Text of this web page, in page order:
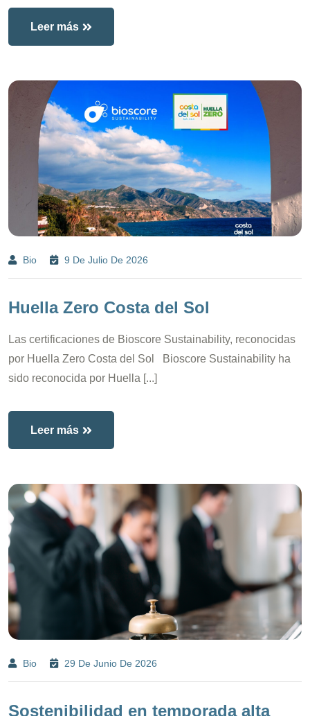
Leer más
Bio 9 De Julio De 2026
Huella Zero Costa del Sol
Las certificaciones de Bioscore Sustainability, reconocidas
por Huella Zero Costa del Sol Bioscore Sustainability ha
sido reconocida por Huella [...]
Leer más
Bio 29 De Junio De 2026
Sostenibilidad en temporada alta